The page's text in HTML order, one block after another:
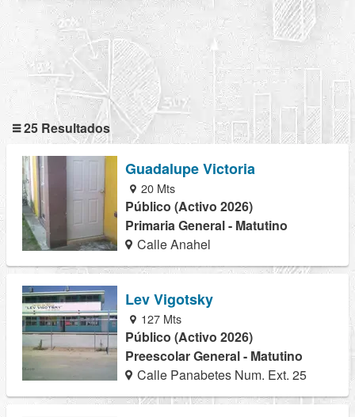
25 Resultados
Guadalupe Victoria
20 Mts
Público (Activo 2026)
Primaria General - Matutino
Calle Anahel
Lev Vigotsky
127 Mts
Público (Activo 2026)
Preescolar General - Matutino
Calle Panabetes Num. Ext. 25